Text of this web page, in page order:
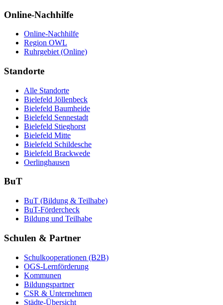
Online-Nachhilfe
Online-Nachhilfe
Region OWL
Ruhrgebiet (Online)
Standorte
Alle Standorte
Bielefeld Jöllenbeck
Bielefeld Baumheide
Bielefeld Sennestadt
Bielefeld Stieghorst
Bielefeld Mitte
Bielefeld Schildesche
Bielefeld Brackwede
Oerlinghausen
BuT
BuT (Bildung & Teilhabe)
BuT-Fördercheck
Bildung und Teilhabe
Schulen & Partner
Schulkooperationen (B2B)
OGS-Lernförderung
Kommunen
Bildungspartner
CSR & Unternehmen
Städte-Übersicht